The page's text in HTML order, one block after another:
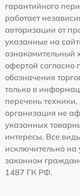
гарантийного
работает
авторизации от
указанные на
ознакомительный
офертой согласно
обозначения
только в
перечень
организация не
указанных
интересы. Все
исключительно на
законном
1487 ГК РФ.